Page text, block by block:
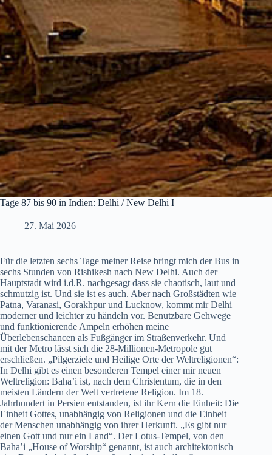
Tage 87 bis 90 in Indien: Delhi / New Delhi I
27. Mai 2026
Für die letzten sechs Tage meiner Reise bringt mich der Bus in
sechs Stunden von Rishikesh nach New Delhi. Auch der
Hauptstadt wird i.d.R. nachgesagt dass sie chaotisch, laut und
schmutzig ist. Und sie ist es auch. Aber nach Großstädten wie
Patna, Varanasi, Gorakhpur und Lucknow, kommt mir Delhi
moderner und leichter zu händeln vor. Benutzbare Gehwege
und funktionierende Ampeln erhöhen meine
Überlebenschancen als Fußgänger im Straßenverkehr. Und
mit der Metro lässt sich die 28-Millionen-Metropole gut
erschließen. „Pilgerziele und Heilige Orte der Weltreligionen“:
In Delhi gibt es einen besonderen Tempel einer mir neuen
Weltreligion: Baha’i ist, nach dem Christentum, die in den
meisten Ländern der Welt vertretene Religion. Im 18.
Jahrhundert in Persien entstanden, ist ihr Kern die Einheit: Die
Einheit Gottes, unabhängig von Religionen und die Einheit
der Menschen unabhängig von ihrer Herkunft. „Es gibt nur
einen Gott und nur ein Land“. Der Lotus-Tempel, von den
Baha’i „House of Worship“ genannt, ist auch architektonisch